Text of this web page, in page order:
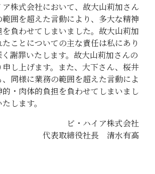
株式会社において、故大山莉加さん
囲を超えた言動により、多大な精神
負わせてしまいました。故大山莉加
ことについての主な責任は私にあり
謝罪いたします。故大山莉加さんの
申し上げます。また、大下さん、桜井
同様に業務の範囲を超えた言動によ
的・肉体的負担を負わせてしまいまし
します。
ビ・ハイア株式会社
代表取締役社長 清水有高